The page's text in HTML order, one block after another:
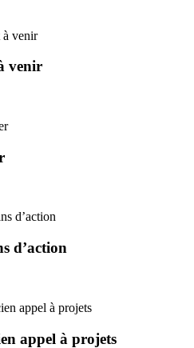
à venir
venir
d’action
d’action
appel à projets
appel à projets